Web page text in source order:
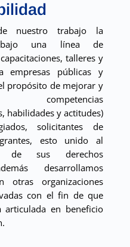
nuestro trabajo la
bajo una línea de
talleres y
empresas públicas y
propósito de mejorar y
competencias
habilidades y actitudes)
solicitantes de
esto unido al
de sus derechos
desarrollamos
otras organizaciones
con el fin de que
articulada en beneficio